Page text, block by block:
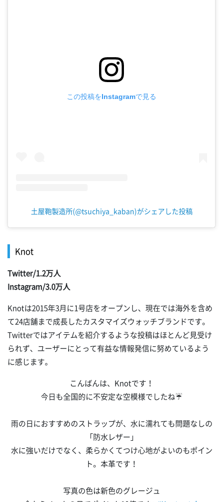
この投稿をInstagramで見る
土屋鞄製造所(@tsuchiya_kaban)がシェアした投稿
Knot
Twitter/1.2万人
Instagram/3.0万人
Knotは2015年3月に1号店をオープンし、現在では海外を含め
て24店舗まで成長したカスタマイズウォッチブランドです。
Twitterではアイテムを紹介するような投稿はほとんど見受け
られず、ユーザーにとって有益な情報発信に努めているよう
に感じます。
こんばんは、Knotです！
今日も全国的に不安定な空模様でしたね☔️
雨の日におすすめのストラップが、水に濡れても問題なしの
「防水レザー」
水に強いだけでなく、柔らかくてつけ心地がよいのもポイン
ト。本革です！
写真の色は新色のグレージュ